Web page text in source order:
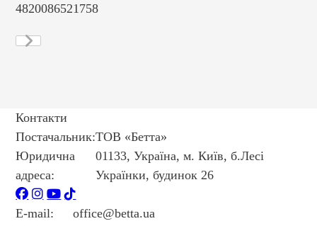
4820086521758
Контакти
Постачальник:ТОВ «Бетта»
Юридична
адреса:
01133, Україна, м. Київ, б.Лесі
Українки, будинок 26
E-mail:
office@betta.ua